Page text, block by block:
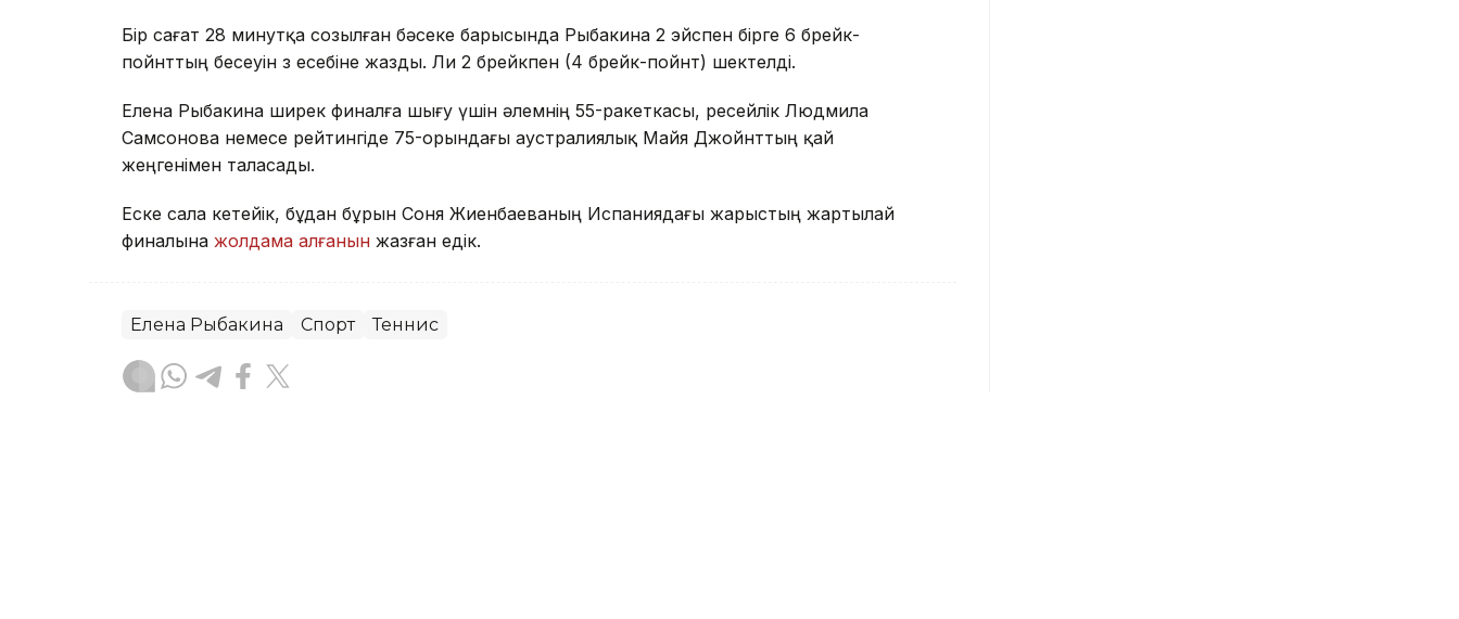
Бір сағат 28 минутқа созылған бәсеке барысында Рыбакина 2 эйспен бірге 6 брейк-
пойнттың бесеуін өз есебіне жазды. Ли 2 брейкпен (4 брейк-пойнт) шектелді.
Елена Рыбакина ширек финалға шығу үшін әлемнің 55-ракеткасы, ресейлік Людмила
Самсонова немесе рейтингіде 75-орындағы аустралиялық Майя Джойнттың қай
жеңгенімен таласады.
Еске сала кетейік, бұдан бұрын Соня Жиенбаеваның Испаниядағы жарыстың жартылай
финалына жолдама алғанын жазған едік.
Елена Рыбакина Спорт Теннис